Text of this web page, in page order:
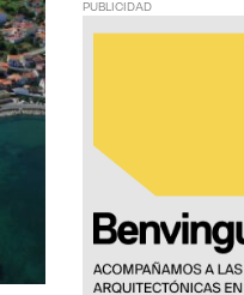
PUBLICIDAD